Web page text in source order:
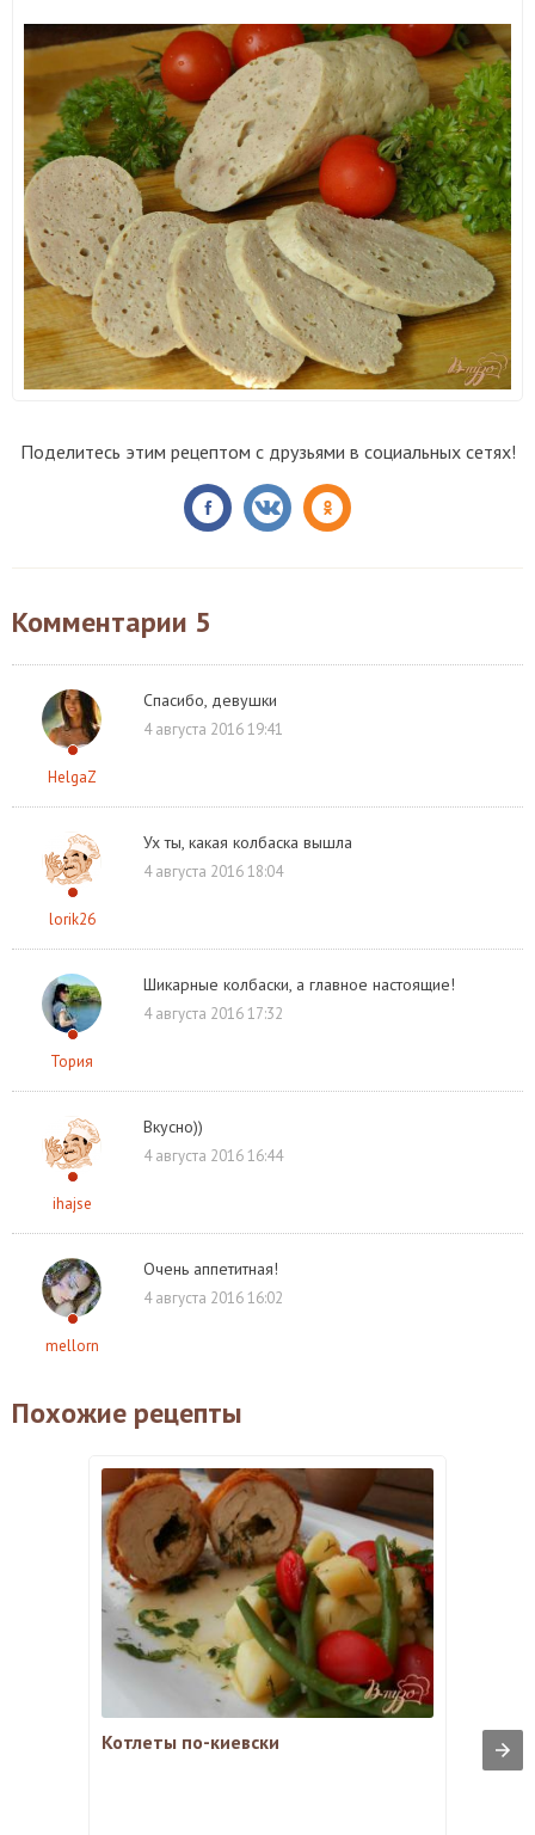
Поделитесь этим рецептом с друзьями в социальных сетях!
Комментарии 5
HelgaZ
Спасибо, девушки
4 августа 2016 19:41
lorik26
Ух ты, какая колбаска вышла
4 августа 2016 18:04
Тория
Шикарные колбаски, а главное настоящие!
4 августа 2016 17:32
ihajse
Вкусно))
4 августа 2016 16:44
mellorn
Очень аппетитная!
4 августа 2016 16:02
Похожие рецепты
Котлеты по-киевски